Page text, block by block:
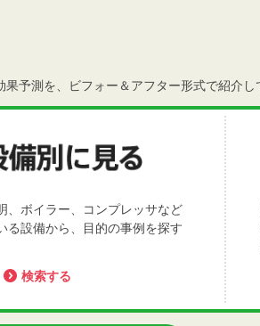
予測を、ビフォー＆アフター形式で紹介し
、ボイラー、コンプレッサなど
る設備から、目的の事例を探す
検索する